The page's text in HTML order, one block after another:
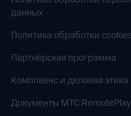
данных
Политика обработки
Партнёрская программа
Комплаенс и деловая этика
Документы MTC RemotePlay